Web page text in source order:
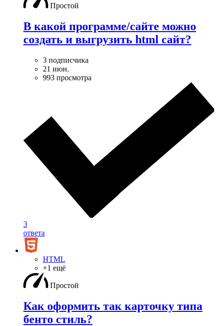
Простой
В какой программе/сайте можно
создать и выгрузить html сайт?
3 подписчика
21 июн.
993 просмотра
3
ответа
HTML
+1 ещё
Простой
Как оформить так карточку типа
бенто стиль?